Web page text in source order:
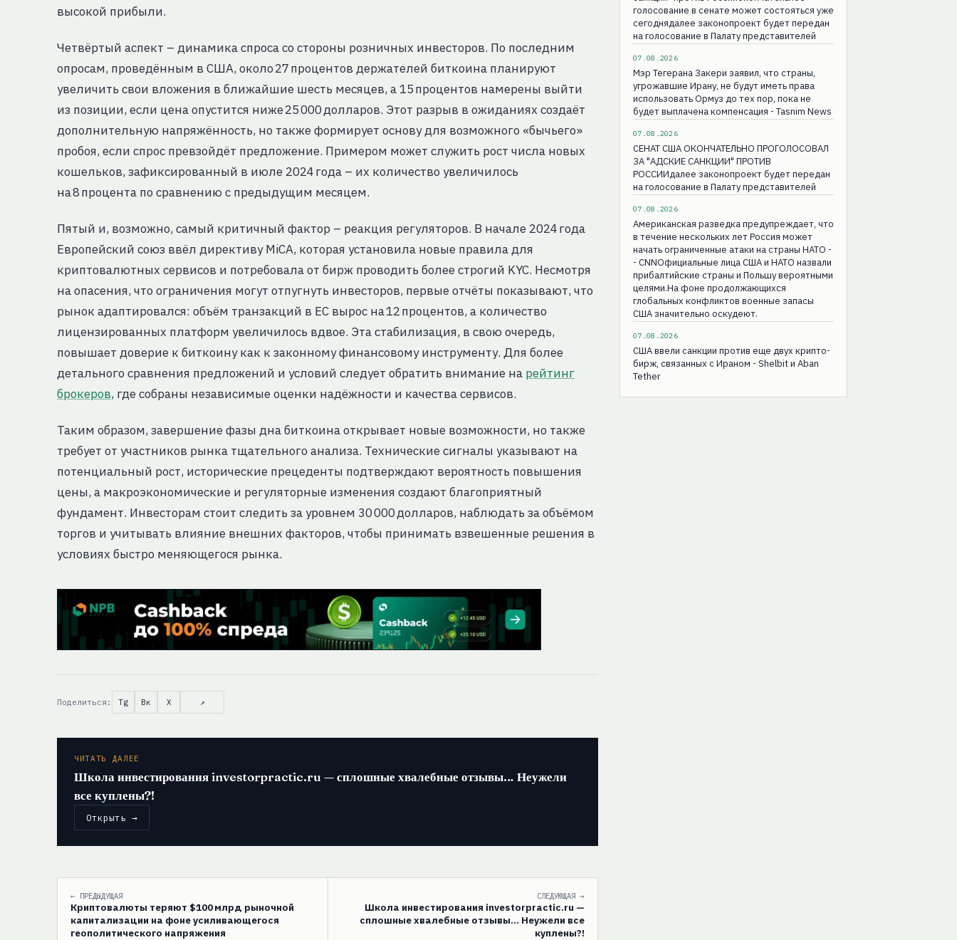
высокой прибыли.
Четвёртый аспект – динамика спроса со стороны розничных инвесторов. По последним
опросам, проведённым в США, около 27 процентов держателей биткоина планируют
увеличить свои вложения в ближайшие шесть месяцев, а 15 процентов намерены выйти
из позиции, если цена опустится ниже 25 000 долларов. Этот разрыв в ожиданиях создаёт
дополнительную напряжённость, но также формирует основу для возможного «бычьего»
пробоя, если спрос превзойдёт предложение. Примером может служить рост числа новых
кошельков, зафиксированный в июле 2024 года – их количество увеличилось
на 8 процента по сравнению с предыдущим месяцем.
Пятый и, возможно, самый критичный фактор – реакция регуляторов. В начале 2024 года
Европейский союз ввёл директиву MiCA, которая установила новые правила для
криптовалютных сервисов и потребовала от бирж проводить более строгий KYC. Несмотря
на опасения, что ограничения могут отпугнуть инвесторов, первые отчёты показывают, что
рынок адаптировался: объём транзакций в ЕС вырос на 12 процентов, а количество
лицензированных платформ увеличилось вдвое. Эта стабилизация, в свою очередь,
повышает доверие к биткоину как к законному финансовому инструменту. Для более
детального сравнения предложений и условий следует обратить внимание на рейтинг
брокеров, где собраны независимые оценки надёжности и качества сервисов.
Таким образом, завершение фазы дна биткоина открывает новые возможности, но также
требует от участников рынка тщательного анализа. Технические сигналы указывают на
потенциальный рост, исторические прецеденты подтверждают вероятность повышения
цены, а макроэкономические и регуляторные изменения создают благоприятный
фундамент. Инвесторам стоит следить за уровнем 30 000 долларов, наблюдать за объёмом
торгов и учитывать влияние внешних факторов, чтобы принимать взвешенные решения в
условиях быстро меняющегося рынка.
Поделиться: Tg Вк X ↗
ЧИТАТЬ ДАЛЕЕ
Школа инвестирования investorpractic.ru — сплошные хвалебные отзывы… Неужели
все куплены?!
Открыть →
← ПРЕДЫДУЩАЯ
Криптовалюты теряют $100 млрд рыночной
капитализации на фоне усиливающегося
геополитического напряжения
СЛЕДУЮЩАЯ →
Школа инвестирования investorpractic.ru —
сплошные хвалебные отзывы… Неужели все
куплены?!
голосование в сенате может состояться уже
сегоднядалее законопроект будет передан
на голосование в Палату представителей
07.08.2026
Мэр Тегерана Закери заявил, что страны,
угрожавшие Ирану, не будут иметь права
использовать Ормуз до тех пор, пока не
будет выплачена компенсация - Tasnim News
07.08.2026
СЕНАТ США ОКОНЧАТЕЛЬНО ПРОГОЛОСОВАЛ
ЗА "АДСКИЕ САНКЦИИ" ПРОТИВ
РОССИИдалее законопроект будет передан
на голосование в Палату представителей
07.08.2026
Американская разведка предупреждает, что
в течение нескольких лет Россия может
начать ограниченные атаки на страны НАТО -
- CNNОфициальные лица США и НАТО назвали
прибалтийские страны и Польшу вероятными
целями.На фоне продолжающихся
глобальных конфликтов военные запасы
США значительно оскудеют.
07.08.2026
США ввели санкции против еще двух крипто-
бирж, связанных с Ираном - Shelbit и Aban
Tether